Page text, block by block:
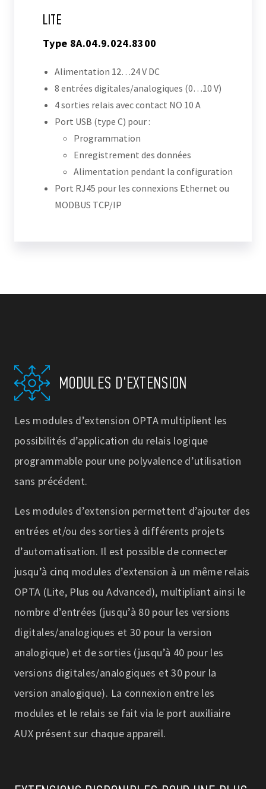
LITE
Type 8A.04.9.024.8300
Alimentation 12…24 V DC
8 entrées digitales/analogiques (0…10 V)
4 sorties relais avec contact NO 10 A
Port USB (type C) pour :
Programmation
Enregistrement des données
Alimentation pendant la configuration
Port RJ45 pour les connexions Ethernet ou
MODBUS TCP/IP
MODULES D'EXTENSION
Les modules d’extension OPTA multiplient les
possibilités d’application du relais logique
programmable pour une polyvalence d’utilisation
sans précédent.
Les modules d’extension permettent d’ajouter des
entrées et/ou des sorties à différents projets
d’automatisation. Il est possible de connecter
jusqu’à cinq modules d’extension à un même relais
OPTA (Lite, Plus ou Advanced), multipliant ainsi le
nombre d’entrées (jusqu’à 80 pour les versions
digitales/analogiques et 30 pour la version
analogique) et de sorties (jusqu’à 40 pour les
versions digitales/analogiques et 30 pour la
version analogique). La connexion entre les
modules et le relais se fait via le port auxiliaire
AUX présent sur chaque appareil.